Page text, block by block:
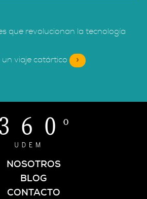
que revolucionan la tecnología
un viaje catártico »
NOSOTROS
BLOG
CONTACTO